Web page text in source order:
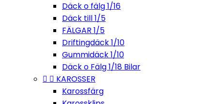
Däck o fälg 1/16
Däck till 1/5
FÄLGAR 1/5
Driftingdäck 1/10
Gummidäck 1/10
Däck o Fälg 1/18 Bilar
  KAROSSER
Karossfärg